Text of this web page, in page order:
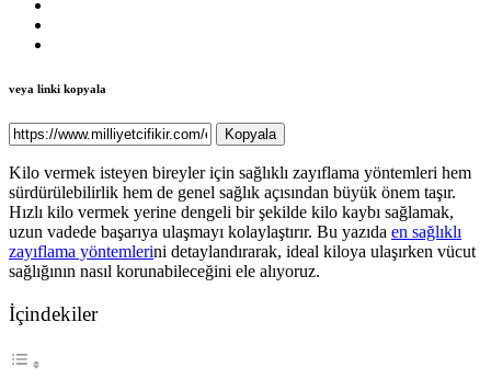
veya linki kopyala
Kopyala
Kilo vermek isteyen bireyler için sağlıklı zayıflama yöntemleri hem
sürdürülebilirlik hem de genel sağlık açısından büyük önem taşır.
Hızlı kilo vermek yerine dengeli bir şekilde kilo kaybı sağlamak,
uzun vadede başarıya ulaşmayı kolaylaştırır. Bu yazıda en sağlıklı
zayıflama yöntemlerini detaylandırarak, ideal kiloya ulaşırken vücut
sağlığının nasıl korunabileceğini ele alıyoruz.
İçindekiler